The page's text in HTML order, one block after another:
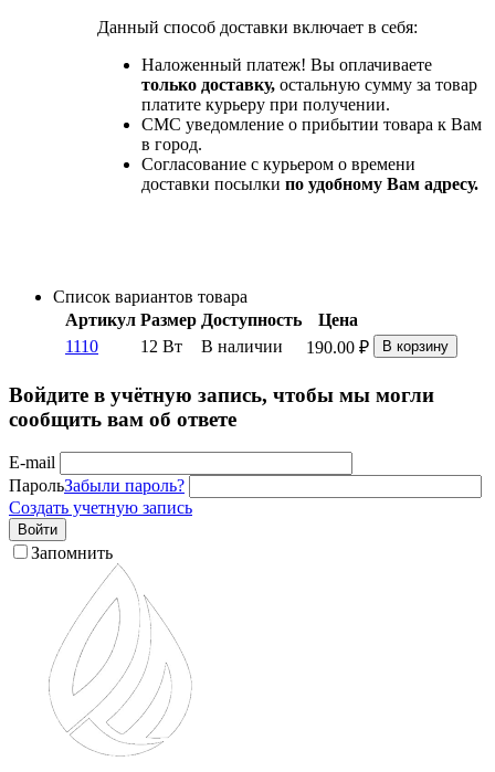
Данный способ доставки включает в себя:
Наложенный платеж! Вы оплачиваете
только доставку, остальную сумму за товар
платите курьеру при получении.
СМС уведомление о прибытии товара к Вам
в город.
Согласование с курьером о времени
доставки посылки по удобному Вам адресу.
Список вариантов товара
Артикул Размер Доступность
Цена
1110
12 Вт В наличии 190.00 ₽ В корзину
Войдите в учётную запись, чтобы мы могли
сообщить вам об ответе
E-mail
ПарольЗабыли пароль?
Создать учетную запись
Войти
Запомнить